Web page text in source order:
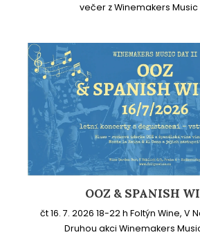
večer z Winemakers Music
OOZ & SPANISH
čt 16. 7. 2026 18-22 h Foltýn Wine, V
Druhou akci Winemakers